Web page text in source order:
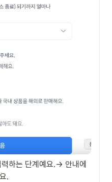
하는 단계예요.→ 안내에
.